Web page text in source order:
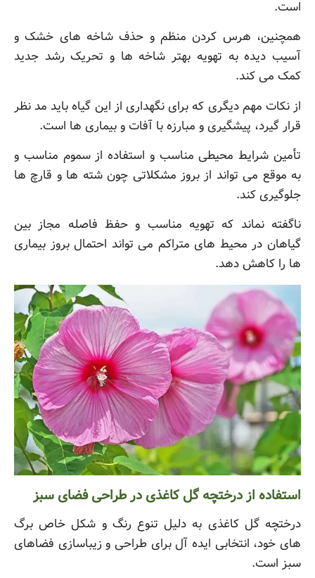
است.
همچنین، هرس کردن منظم و حذف شاخه های خشک و
آسیب دیده به تهویه بهتر شاخه ها و تحریک رشد جدید
کمک می کند.
از نکات مهم دیگری که برای نگهداری از این گیاه باید مد نظر
قرار گیرد، پیشگیری و مبارزه با آفات و بیماری ها است.
تأمین شرایط محیطی مناسب و استفاده از سموم مناسب و
به موقع می تواند از بروز مشکلاتی چون شته ها و قارچ ها
جلوگیری کند.
ناگفته نماند که تهویه مناسب و حفظ فاصله مجاز بین
گیاهان در محیط های متراکم می تواند احتمال بروز بیماری
ها را کاهش دهد.
استفاده از درختچه گل کاغذی در طراحی فضای سبز
درختچه گل کاغذی به دلیل تنوع رنگ و شکل خاص برگ
های خود، انتخابی ایده آل برای طراحی و زیباسازی فضاهای
سبز است.